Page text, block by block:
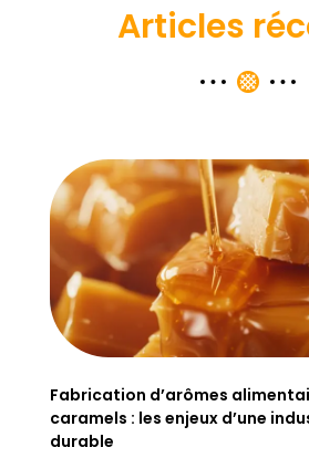
Articles
Fabrication d’arômes
caramels : les enjeux d’une
durable